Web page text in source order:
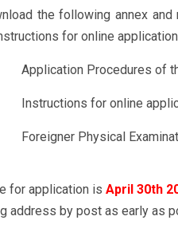
the following annex
for online
Application Procedures of
Instructions for online
Foreigner Physical
for application is April 30th
address by post as early as